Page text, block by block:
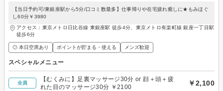
【当日予約可/東銀座駅から5分/口コミ数最多】仕事帰りや在宅疲れ癒しに★もみほぐ
し60分￥3980
アクセス：東京メトロ日比谷線 東銀座駅 徒歩4分、東京メトロ有楽町線 銀座一丁目駅
徒歩6分
◎ 本日空席あり ポイントが貯まる・使える メンズ歓迎
スペシャルメニュー
全員
【むくみに】足裏マッサージ30分 or 顔＋頭＋疲
れた目のマッサージ30分 ￥2100
￥2,100